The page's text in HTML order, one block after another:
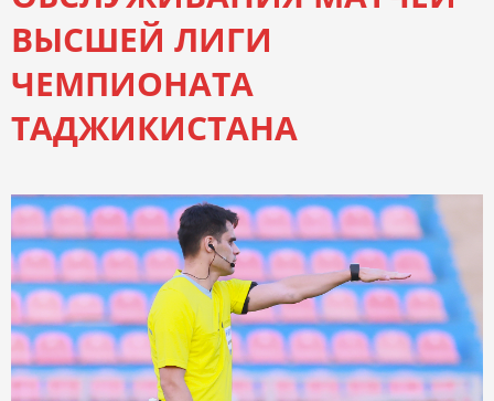
ВЫСШЕЙ ЛИГИ
ЧЕМПИОНАТА
ТАДЖИКИСТАНА